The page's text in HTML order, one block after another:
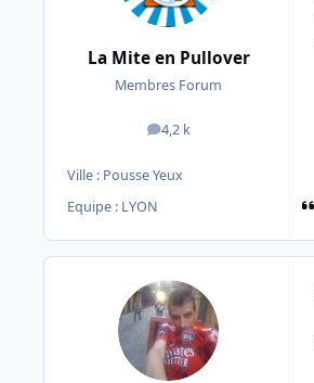
La Mite en Pullover
Membres Forum
4,2 k
messages
Ville : Pousse Yeux
Equipe : LYON